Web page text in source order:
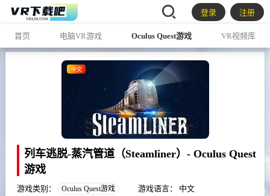
登录 注册
首页 电脑VR游戏 Oculus Quest游戏 VR视频库
中文
列车逃脱-蒸汽管道（Steamliner）- Oculus Quest
游戏
游戏类别： Oculus Quest游戏 游戏语言： 中文